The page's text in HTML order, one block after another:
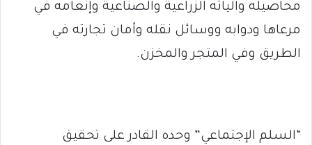
محاصيله وآلياته الزراعية والصناعية وإنعامه في
مرعاها ودوابه ووسائل نقله وأمان تجارته في
الطريق وفي المتجر والمخزن.
“السلم الإجتماعي” وحده القادر على تحقيق